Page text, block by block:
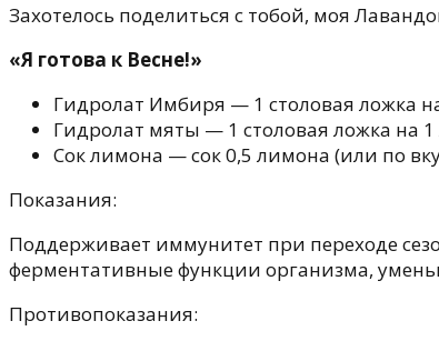
Захотелось поделиться с тобой, моя
«Я готова к Весне!»
Гидролат Имбиря — 1 столовая ложка
Гидролат мяты — 1 столовая ложка на
Сок лимона — сок 0,5 лимона (или по
Показания:
Поддерживает иммунитет при переходе
ферментативные функции организма,
Противопоказания: